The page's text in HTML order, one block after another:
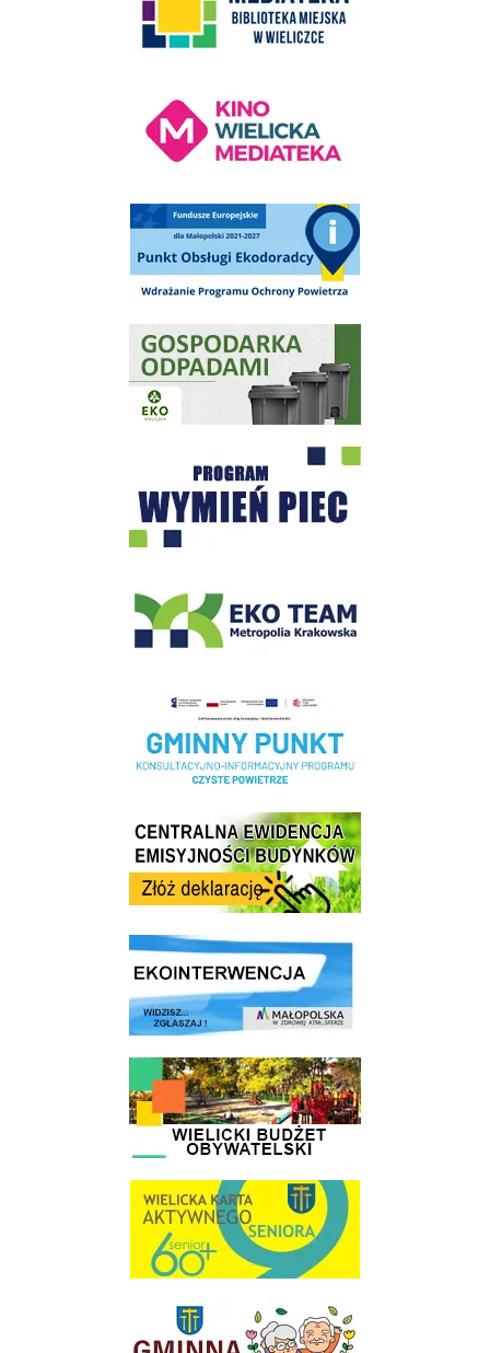
Punkt Obsługi Ekodoradcy Wieliczka
Gospodarka odpadami na terenie Miasta i Gminy Wieliczka
Program "Czyste Powietrze" - Wieliczka
Realizacja Programu Czyste Powietrze w Gminie Wieliczka
Centrala Ewidencja Emisyjności Budynków - złóż deklarację
link do strony ekointerwencja dot.- powietrza
link do strony - Wielicki Budżet Obywatelski
link do strony Wielicka Karta Aktywnego Seniora
link do strony Gminnej Rady Seniorow - Wieliczka